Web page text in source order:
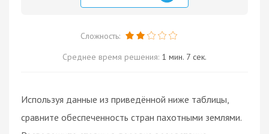
Сложность:
Среднее время решения: 1 мин. 7 сек.
Используя данные из приведённой ниже таблицы,
сравните обеспеченность стран пахотными землями.